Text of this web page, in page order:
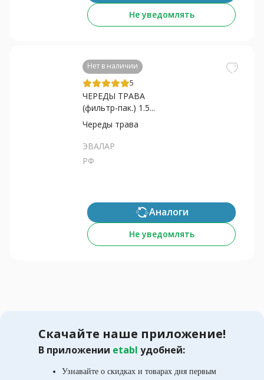
Не уведомлять
Нет в наличии
5
ЧЕРЕДЫ ТРАВА
(фильтр-пак.) 1.5...
Череды трава
ЭВАЛАР
РФ
Аналоги
Не уведомлять
Скачайте наше приложение!
В приложении etabl удобней:
Узнавайте о скидках и товарах дня первым